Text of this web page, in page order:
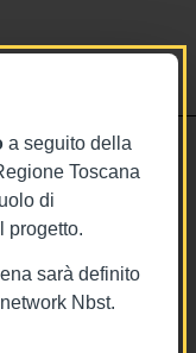
a seguito della
Toscana
di
progetto.
sarà definito
Nbst.
per
su